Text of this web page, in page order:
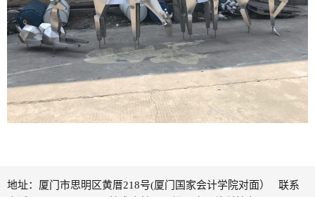
地址：厦门市思明区黄厝218号(厦门国家会计学院对面） 联系